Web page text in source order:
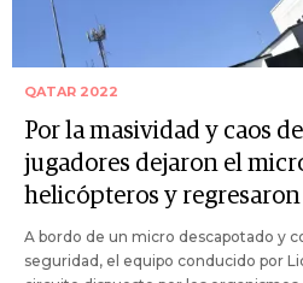
QATAR 2022
Por la masividad y caos
jugadores dejaron el
helicópteros y regresaron
A bordo de un micro descapotado y
seguridad, el equipo conducido por